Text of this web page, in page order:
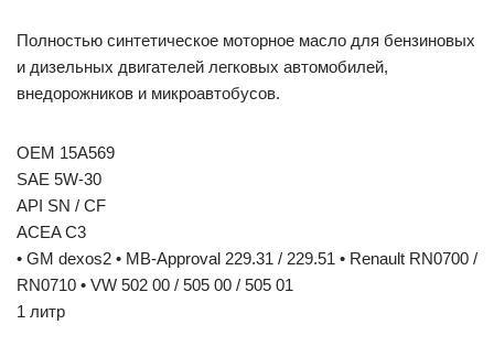
Полностью синтетическое моторное масло для бензиновых
и дизельных двигателей легковых автомобилей,
внедорожников и микроавтобусов.
OEM 15A569
SAE 5W-30
API SN / CF
ACEA C3
• GM dexos2 • MB-Approval 229.31 / 229.51 • Renault RN0700 /
RN0710 • VW 502 00 / 505 00 / 505 01
1 литр